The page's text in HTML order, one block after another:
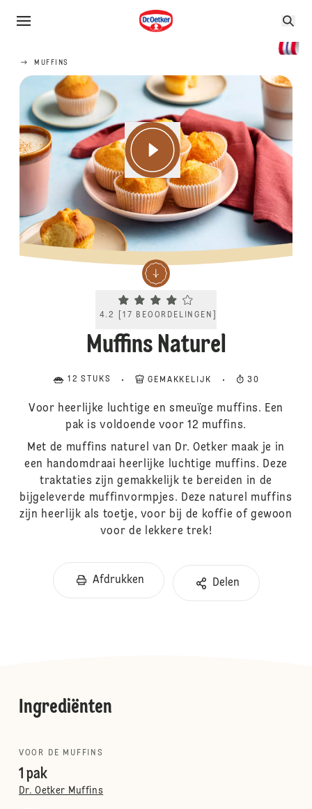
MUFFINS
Current rating 4.2. Click to rate.
4.2 17 BEOORDELINGEN
Muffins Naturel
12 STUKS GEMAKKELIJK 30
Voor heerlijke luchtige en smeuïge muffins. Een
pak is voldoende voor 12 muffins.
Met de muffins naturel van Dr. Oetker maak je in
een handomdraai heerlijke luchtige muffins. Deze
traktaties zijn gemakkelijk te bereiden in de
bijgeleverde muffinvormpjes. Deze naturel muffins
zijn heerlijk als toetje, voor bij de koffie of gewoon
voor de lekkere trek!
Afdrukken Delen
Ingrediënten
VOOR DE MUFFINS
1 pak
Dr. Oetker Muffins